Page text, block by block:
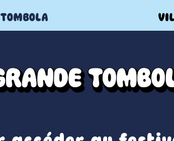
TOMBOLA